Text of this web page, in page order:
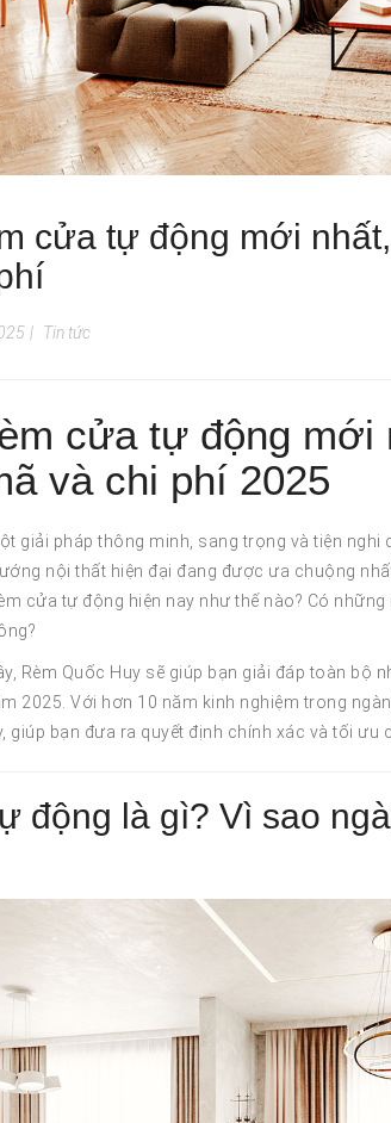
cửa tự động mới
| Tin tức
cửa tự động mới
và chi phí 2025
giải pháp thông minh, sang trọng và tiện
nội thất hiện đại đang được ưa chuộng
cửa tự động hiện nay như thế nào? Có
Rèm Quốc Huy sẽ giúp bạn giải đáp toàn bộ
2025. Với hơn 10 năm kinh nghiệm trong
giúp bạn đưa ra quyết định chính xác và tối ưu
động là gì? Vì sao